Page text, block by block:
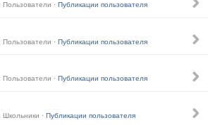
· Публикации пользователя
· Публикации пользователя
· Публикации пользователя
· Публикации пользователя